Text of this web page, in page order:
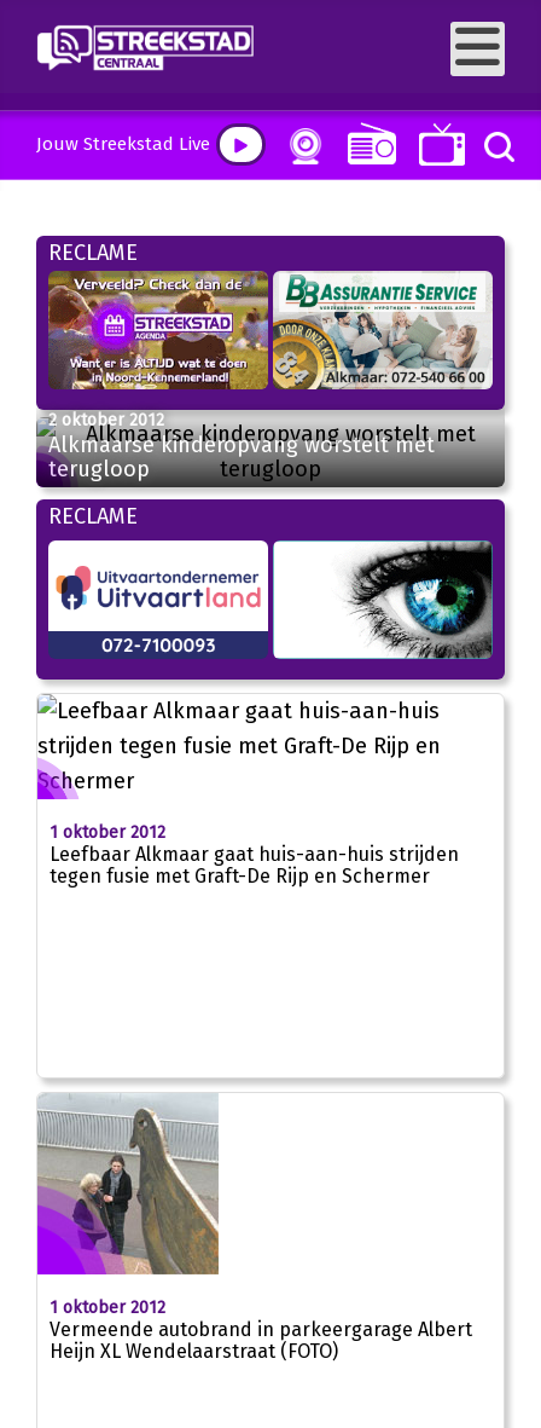
Jouw Streekstad Live
RECLAME
2 oktober 2012
Alkmaarse kinderopvang worstelt met
terugloop
RECLAME
1 oktober 2012
Leefbaar Alkmaar gaat huis-aan-huis strijden
tegen fusie met Graft-De Rijp en Schermer
1 oktober 2012
Vermeende autobrand in parkeergarage Albert
Heijn XL Wendelaarstraat (FOTO)